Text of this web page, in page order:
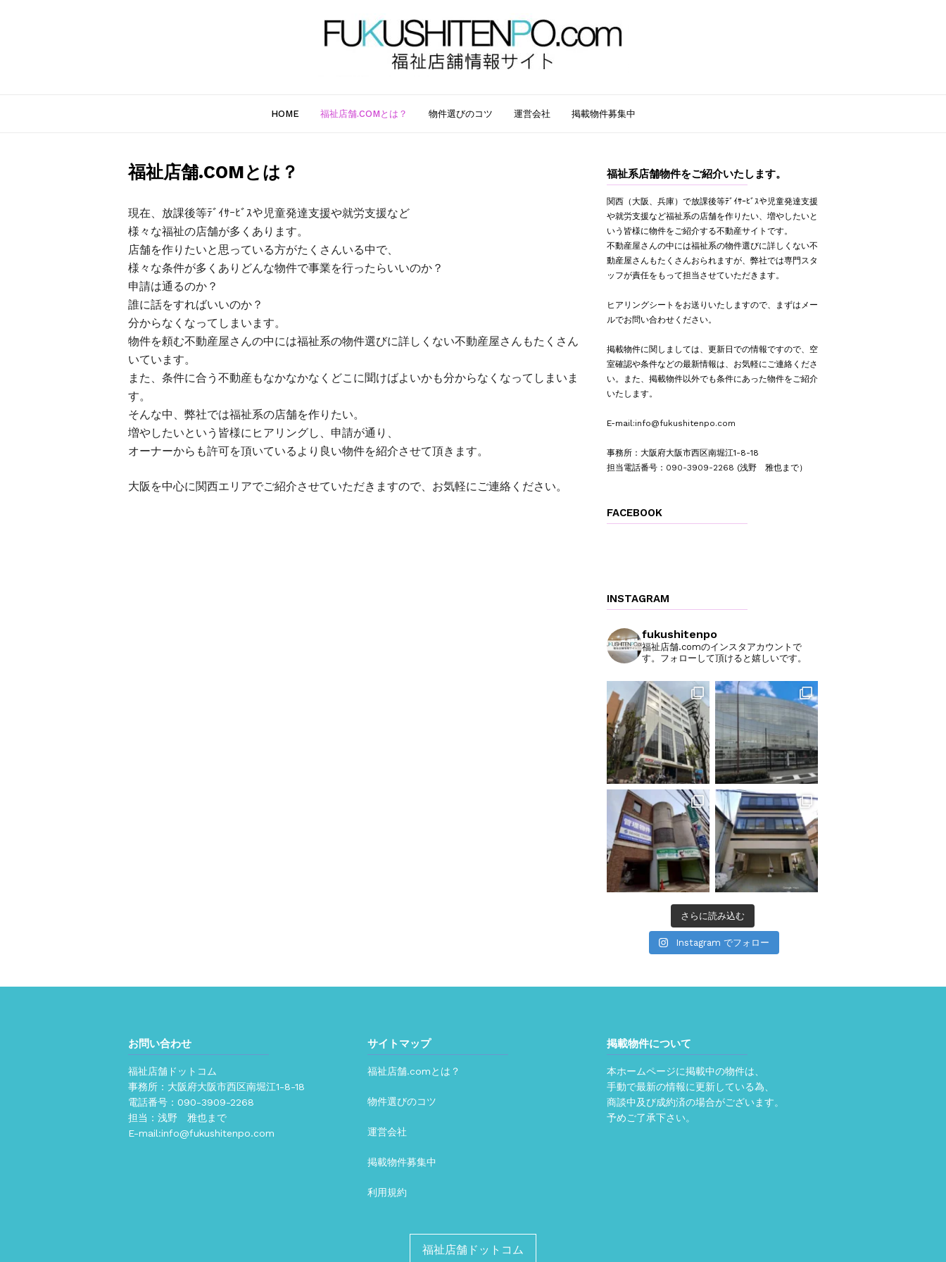
HOME 福祉店舗.COMとは？ 物件選びのコツ 運営会社 掲載物件募集中
福祉店舗.COMとは？
現在、放課後等ﾃﾞｲｻｰﾋﾞｽや児童発達支援や就労支援など
様々な福祉の店舗が多くあります。
店舗を作りたいと思っている方がたくさんいる中で、
様々な条件が多くありどんな物件で事業を行ったらいいのか？
申請は通るのか？
誰に話をすればいいのか？
分からなくなってしまいます。
物件を頼む不動産屋さんの中には福祉系の物件選びに詳しくない不動産屋さんもたくさん
いています。
また、条件に合う不動産もなかなかなくどこに聞けばよいかも分からなくなってしまいま
す。
そんな中、弊社では福祉系の店舗を作りたい。
増やしたいという皆様にヒアリングし、申請が通り、
オーナーからも許可を頂いているより良い物件を紹介させて頂きます。
大阪を中心に関西エリアでご紹介させていただきますので、お気軽にご連絡ください。
福祉系店舗物件をご紹介いたします。
関西（大阪、兵庫）で放課後等ﾃﾞｲｻｰﾋﾞｽや児童発達支援
や就労支援など福祉系の店舗を作りたい、増やしたいと
いう皆様に物件をご紹介する不動産サイトです。
不動産屋さんの中には福祉系の物件選びに詳しくない不
動産屋さんもたくさんおられますが、弊社では専門スタ
ッフが責任をもって担当させていただきます。
ヒアリングシートをお送りいたしますので、まずはメー
ルでお問い合わせください。
掲載物件に関しましては、更新日での情報ですので、空
室確認や条件などの最新情報は、お気軽にご連絡くださ
い。また、掲載物件以外でも条件にあった物件をご紹介
いたします。
E-mail:info@fukushitenpo.com
事務所：大阪府大阪市西区南堀江1-8-18
担当電話番号： 090-3909-2268 (浅野 雅也まで）
FACEBOOK
INSTAGRAM
fukushitenpo
福祉店舗.comのインスタアカウントで
す。フォローして頂けると嬉しいです。
さらに読み込む
Instagram でフォロー
お問い合わせ
福祉店舗ドットコム
事務所：大阪府大阪市西区南堀江1-8-18
電話番号： 090-3909-2268
担当：浅野 雅也まで
E-mail:info@fukushitenpo.com
サイトマップ
福祉店舗.comとは？
物件選びのコツ
運営会社
掲載物件募集中
利用規約
掲載物件について
本ホームページに掲載中の物件は、
手動で最新の情報に更新している為、
商談中及び成約済の場合がございます。
予めご了承下さい。
福祉店舗ドットコム